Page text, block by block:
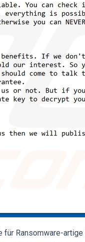
Ransomware-